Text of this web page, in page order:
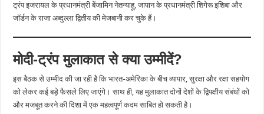
ट्रंप इजरायल के प्रधानमंत्री बेंजामिन नेतन्याहू, जापान के प्रधानमंत्री शिगेरू इशिबा और
जॉर्डन के राजा अब्दुल्ला द्वितीय की मेजबानी कर चुके हैं।
मोदी-ट्रंप मुलाकात से क्या उम्मीदें?
इस बैठक से उम्मीद की जा रही है कि भारत-अमेरिका के बीच व्यापार, सुरक्षा और रक्षा सहयोग
को लेकर कई बड़े फैसले लिए जाएंगे। साथ ही, यह मुलाकात दोनों देशों के द्विपक्षीय संबंधों को
और मजबूत करने की दिशा में एक महत्वपूर्ण कदम साबित हो सकती है।